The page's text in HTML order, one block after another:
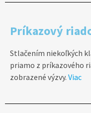
Príkazový
Stlačením niekoľkých
priamo z príkazového
zobrazené výzvy. Viac